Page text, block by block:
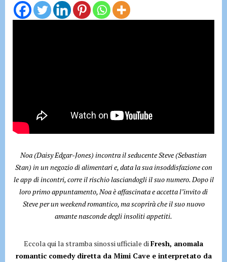
Noa (Daisy Edgar-Jones) incontra il seducente Steve (Sebastian
Stan) in un negozio di alimentari e, data la sua insoddisfazione con
le app di incontri, corre il rischio lasciandogli il suo numero. Dopo il
loro primo appuntamento, Noa è affascinata e accetta l’invito di
Steve per un weekend romantico, ma scoprirà che il suo nuovo
amante nasconde degli insoliti appetiti.
Eccola qui la stramba sinossi ufficiale diFresh, anomala
romantic comedy diretta da Mimi Cave e interpretato da